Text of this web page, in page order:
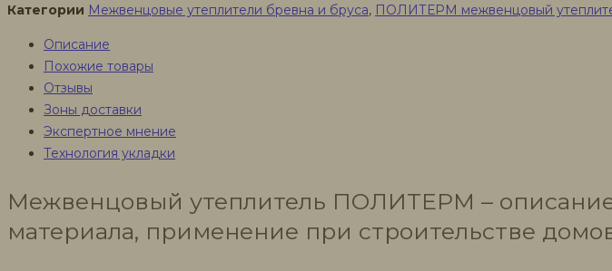
ПОЛИТЕРМ
утеплитель
Категории Межвенцовые утеплители бревна и бруса, ПОЛИТЕРМ межвенцовый
Описание
Похожие товары
Отзывы
Зоны доставки
Экспертное мнение
Технология укладки
Межвенцовый утеплитель ПОЛИТЕРМ –
материала, применение при строительстве